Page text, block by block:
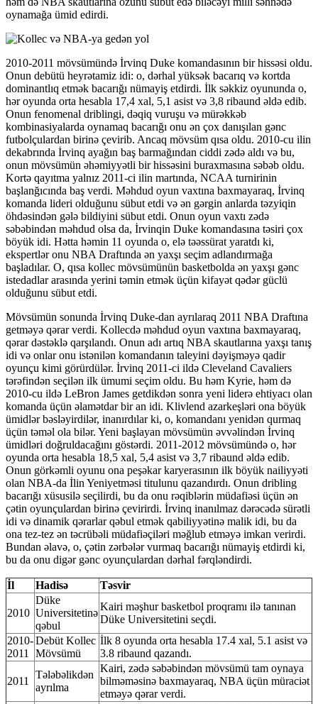
oynamağa ümid edirdi.
2010-2011 mövsümündə İrvinq Duke komandasının bir hissəsi oldu.
Onun debütü heyrətamiz idi: o, dərhal yüksək bacarıq və kortda
dominantlıq etmək bacarığı nümayiş etdirdi. İlk səkkiz oyununda o,
hər oyunda orta hesabla 17,4 xal, 5,1 asist və 3,8 ribaund əldə edib.
Onun fenomenal driblingi, dəqiq vuruşu və mürəkkəb
kombinasiyalarda oynamaq bacarığı onu ən çox danışılan gənc
futbolçulardan birinə çevirib. Ancaq mövsüm qısa oldu. 2010-cu ilin
dekabrında İrvinq ayağın baş barmağından ciddi zədə aldı və bu,
onun mövsümün əhəmiyyətli bir hissəsini buraxmasına səbəb oldu.
Kortə qayıtma yalnız 2011-ci ilin martında, NCAA turnirinin
başlanğıcında baş verdi. Məhdud oyun vaxtına baxmayaraq, İrvinq
komanda lideri olduğunu sübut etdi və ən gərgin anlarda təzyiqin
öhdəsindən gələ bildiyini sübut etdi. Onun oyun vaxtı zədə
səbəbindən məhdud olsa da, İrvinqin Duke komandasına təsiri çox
böyük idi. Hətta həmin 11 oyunda o, elə təəssürat yaratdı ki,
ekspertlər onu NBA Draftında ən yaxşı seçim adlandırmağa
başladılar. O, qısa kollec mövsümünün basketbolda ən yaxşı gənc
istedadlar arasında yerini təmin etmək üçün kifayət qədər güclü
olduğunu sübut etdi.
Mövsümün sonunda İrvinq Duke-dan ayrılaraq 2011 NBA Draftına
getməyə qərar verdi. Kollecdə məhdud oyun vaxtına baxmayaraq,
qərar dəstəklə qarşılandı. Onun adı artıq NBA skautlarına yaxşı tanış
idi və onlar onu istənilən komandanın taleyini dəyişməyə qadir
oyunçu kimi görürdülər. İrvinq 2011-ci ildə Cleveland Cavaliers
tərəfindən seçilən ilk ümumi seçim oldu. Bu həm Kyrie, həm də
2010-cu ildə LeBron James getdikdən sonra yeni liderə ehtiyacı olan
komanda üçün əlamətdar bir an idi. Klivlend azarkeşləri ona böyük
ümidlər bəsləyirdilər, inanırdılar ki, o, komandanı yenidən qurmaq
üçün təməl ola bilər. Yeni başlayan mövsümün əvvəlindən İrvinq
ümidləri doğruldacağını göstərdi. 2011-2012 mövsümündə o, hər
oyunda orta hesabla 18,5 xal, 5,4 asist və 3,7 ribaund əldə edib.
Onun görkəmli oyunu ona peşəkar karyerasının ilk böyük nailiyyəti
olan NBA-da İlin Yeniyetməsi titulunu qazandırdı. Onun dribling
bacarığı xüsusilə seçilirdi, bu da onu rəqiblərin müdafiəsi üçün ən
çətin oyunçulardan birinə çevirirdi. İrvinq inanılmaz dərəcədə sürətli
idi və dinamik qərarlar qəbul etmək qabiliyyətinə malik idi, bu da
ona tez-tez ən təcrübəli müdafiəçiləri məğlub etməyə imkan verirdi.
Bundan əlavə, o, çətin zərbələr vurmaq bacarığı nümayiş etdirdi ki,
bu da onu digər gənc oyunçulardan dərhal fərqləndirdi.
İl Hadisə Təsvir
2010
Düke
Universitetinə
qəbul
Kairi məşhur basketbol proqramı ilə tanınan
Düke Universitetini seçdi.
2010-
2011
Debüt Kollec
Mövsümü
İlk 8 oyunda orta hesabla 17.4 xal, 5.1 asist və
3.8 ribaund qazandı.
2011
Tələbəlikdən
ayrılma
Kairi, zədə səbəbindən mövsümü tam oynaya
bilməməsinə baxmayaraq, NBA üçün müraciət
etməyə qərar verdi.